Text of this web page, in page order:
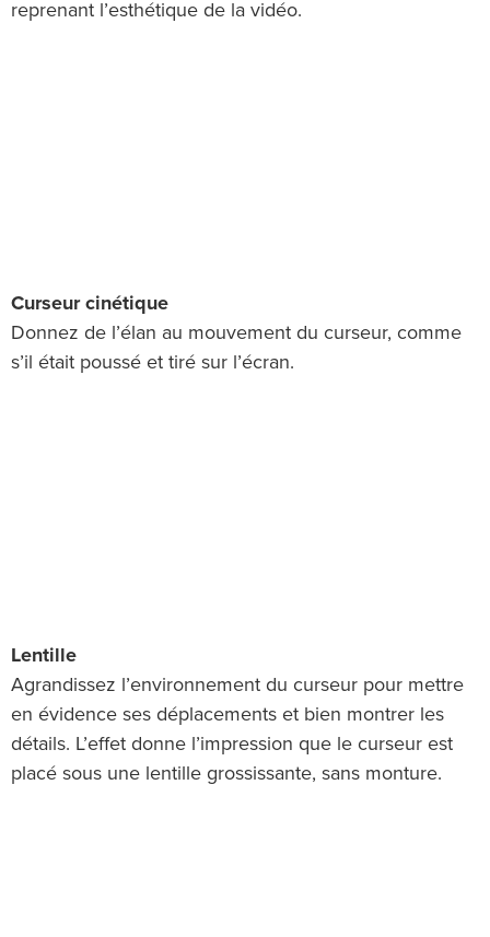
reprenant l’esthétique de la vidéo.
Curseur cinétique
Donnez de l’élan au mouvement du curseur, comme
s’il était poussé et tiré sur l’écran.
Lentille
Agrandissez l’environnement du curseur pour mettre
en évidence ses déplacements et bien montrer les
détails. L’effet donne l’impression que le curseur est
placé sous une lentille grossissante, sans monture.